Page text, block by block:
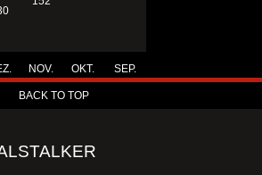
NOV. OKT. SEP.
BACK TO TOP